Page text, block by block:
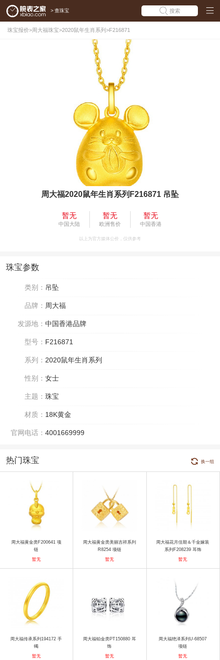
> 查珠宝 搜索
珠宝报价> 周大福珠宝>2020鼠年生肖系列 >F216871
周大福2020鼠年生肖系列F216871 吊坠
暂无
中国大陆
暂无
欧洲售价
暂无
中国香港
以上为官方媒体公价，仅供参考
珠宝参数
类别： 吊坠
品牌： 周大福
发源地： 中国香港品牌
型号： F216871
系列： 2020鼠年生肖系列
性别： 女士
主题： 珠宝
材质： 18K黄金
官网电话： 4001669999
热门珠宝 换一组
周大福黄金类F200641 项
链
暂无
周大福黄金类美丽吉祥系列
R8254 项链
暂无
周大福花月佳期＆千金嫁装
系列F208239 耳饰
暂无
周大福传承系列194172 手
镯
暂无
周大福铂金类PT150880 耳
饰
暂无
周大福绝泽系列U-68507
项链
暂无